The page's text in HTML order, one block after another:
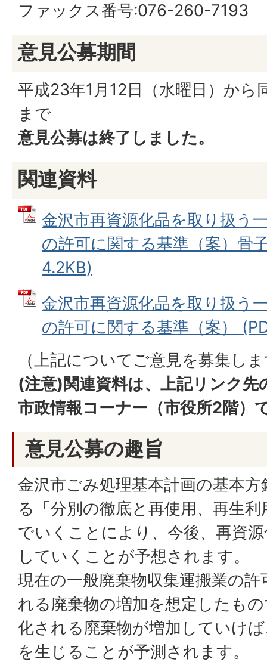
ファックス番号:076-260-7193
意見公募期間
平成23年1月12日（水曜日）から
まで
意見公募は終了しました。
関連資料
金沢市再資源化品を取り扱う
の許可に関する基準（案）骨
4.2KB)
金沢市再資源化品を取り扱う
の許可に関する基準（案）
（上記についてご意見を募集し
(注意)関連資料は、上記リンク先
市政情報コーナー（市役所2階）
意見公募の趣旨
金沢市ごみ処理基本計画の基本
る「分別の徹底と再使用、再生
でいくことにより、今後、再資
していくことが予想されます。
現在の一般廃棄物収集運搬業の
れる廃棄物の増加を想定したも
化される廃棄物が増加していけ
を生じることが予測されます。